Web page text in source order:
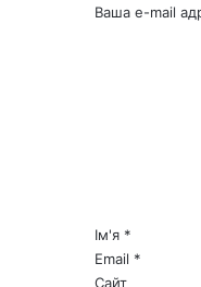
Ваша e-mail
*Ім'я *
Email *
Сайт